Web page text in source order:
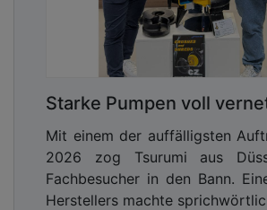
Starke Pumpen voll
Mit einem der auffälligsten
2026 zog Tsurumi aus
Fachbesucher in den Bann.
Herstellers machte